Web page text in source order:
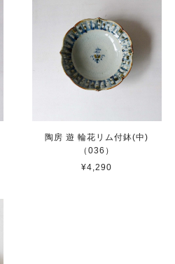
陶房 遊 輪花リム付鉢(中)
（036）
¥4,290